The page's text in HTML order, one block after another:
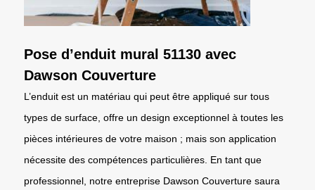
Pose d’enduit mural 51130 avec
Dawson Couverture
L’enduit est un matériau qui peut être appliqué sur tous
types de surface, offre un design exceptionnel à toutes les
pièces intérieures de votre maison ; mais son application
nécessite des compétences particulières. En tant que
professionnel, notre entreprise Dawson Couverture saura